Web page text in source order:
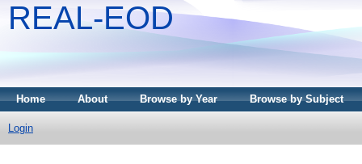
REAL-EOD
Home About Browse by Year Browse by Subject
Login